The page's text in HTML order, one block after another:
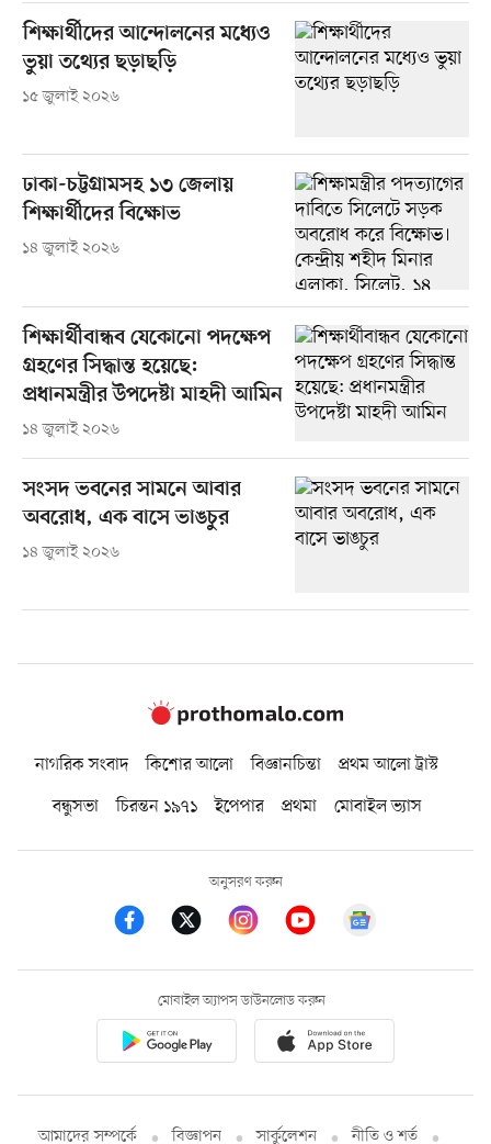
শিক্ষার্থীদের আন্দোলনের মধ্যেও
ভুয়া তথ্যের ছড়াছড়ি
১৫ জুলাই ২০২৬
ঢাকা-চট্টগ্রামসহ ১৩ জেলায়
শিক্ষার্থীদের বিক্ষোভ
১৪ জুলাই ২০২৬
শিক্ষার্থীবান্ধব যেকোনো পদক্ষেপ
গ্রহণের সিদ্ধান্ত হয়েছে:
প্রধানমন্ত্রীর উপদেষ্টা মাহদী আমিন
১৪ জুলাই ২০২৬
সংসদ ভবনের সামনে আবার
অবরোধ, এক বাসে ভাঙচুর
১৪ জুলাই ২০২৬
নাগরিক সংবাদ কিশোর আলো বিজ্ঞানচিন্তা
প্রথম আলো ট্রাস্ট
বন্ধুসভা
চিরন্তন ১৯৭১ ইপেপার প্রথমা মোবাইল ভ্যাস
অনুসরণ করুন
মোবাইল অ্যাপস ডাউনলোড করুন
আমাদের সম্পর্কে বিজ্ঞাপন সার্কুলেশন নীতি ও শর্ত